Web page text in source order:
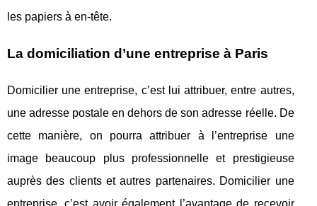
les papiers à en-tête.
La domiciliation d’une entreprise à Paris
Domicilier une entreprise, c’est lui attribuer, entre autres,
une adresse postale en dehors de son adresse réelle. De
cette manière, on pourra attribuer à l’entreprise une
image beaucoup plus professionnelle et prestigieuse
auprès des clients et autres partenaires. Domicilier une
entreprise, c’est avoir également l’avantage de recevoir